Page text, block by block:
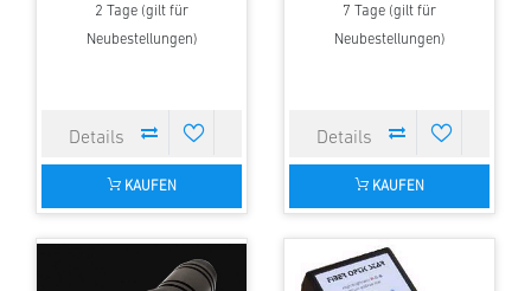
2 Tage (gilt für
Neubestellungen)
KAUFEN
7 Tage (gilt für
Neubestellungen)
KAUFEN